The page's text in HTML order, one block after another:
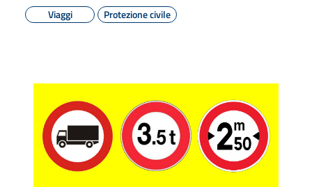
Viaggi
Protezione civile